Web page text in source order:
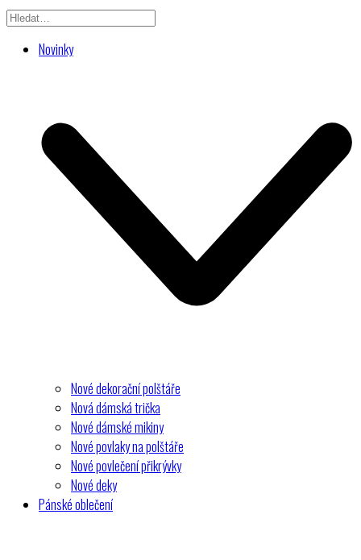
Novinky
Nové dekorační polštáře
Nová dámská trička
Nové dámské mikiny
Nové povlaky na polštáře
Nové povlečení přikrývky
Nové deky
Pánské oblečení